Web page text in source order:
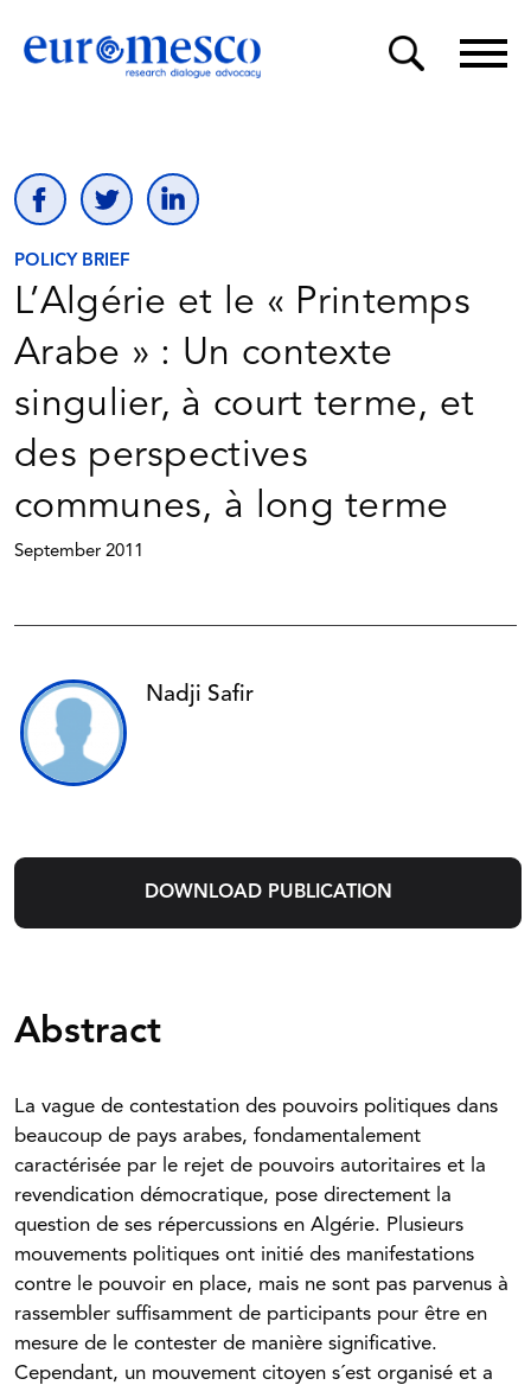
POLICY BRIEF
L’Algérie et le « Printemps
Arabe » : Un contexte
singulier, à court terme, et
des perspectives
communes, à long terme
September 2011
Nadji Safir
DOWNLOAD PUBLICATION
Abstract
La vague de contestation des pouvoirs politiques dans
beaucoup de pays arabes, fondamentalement
caractérisée par le rejet de pouvoirs autoritaires et la
revendication démocratique, pose directement la
question de ses répercussions en Algérie. Plusieurs
mouvements politiques ont initié des manifestations
contre le pouvoir en place, mais ne sont pas parvenus à
rassembler suffisamment de participants pour être en
mesure de le contester de manière significative.
Cependant, un mouvement citoyen s´est organisé et a